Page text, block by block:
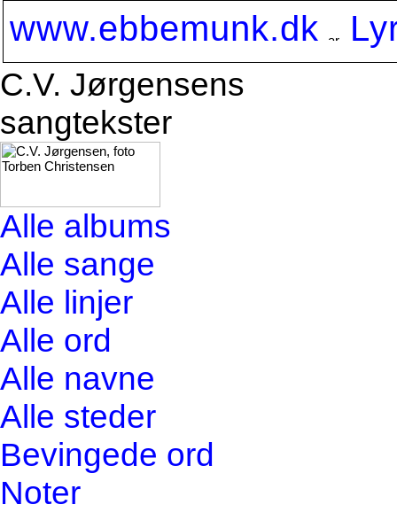
www.ebbemunk.dk
C.V. Jørgensens
sangtekster
Alle albums
Alle sange
Alle linjer
Alle ord
Alle navne
Alle steder
Bevingede ord
Noter